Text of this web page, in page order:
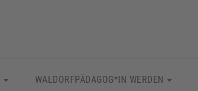
WALDORFPÄDAGOG*IN WERDEN